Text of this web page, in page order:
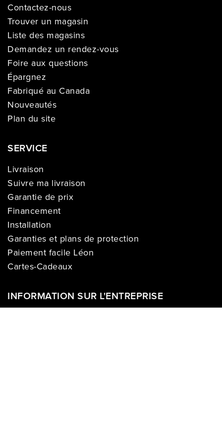
Contactez-nous
Trouver un magasin
Liste des magasins
Demandez un rendez-vous
Foire aux questions
Épargnez
Fabriqué au Canada
Nouveautés
Plan du site
SERVICE
Livraison
Suivre ma livraison
Garantie de prix
Financement
Installation
Garanties et plans de protection
Paiement facile Léon
Cartes-Cadeaux
INFORMATION SUR L'ENTREPRISE